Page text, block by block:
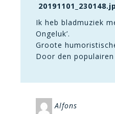
Ik heb bladmuziek
Ongeluk’.
Groote
Door den
Alfons